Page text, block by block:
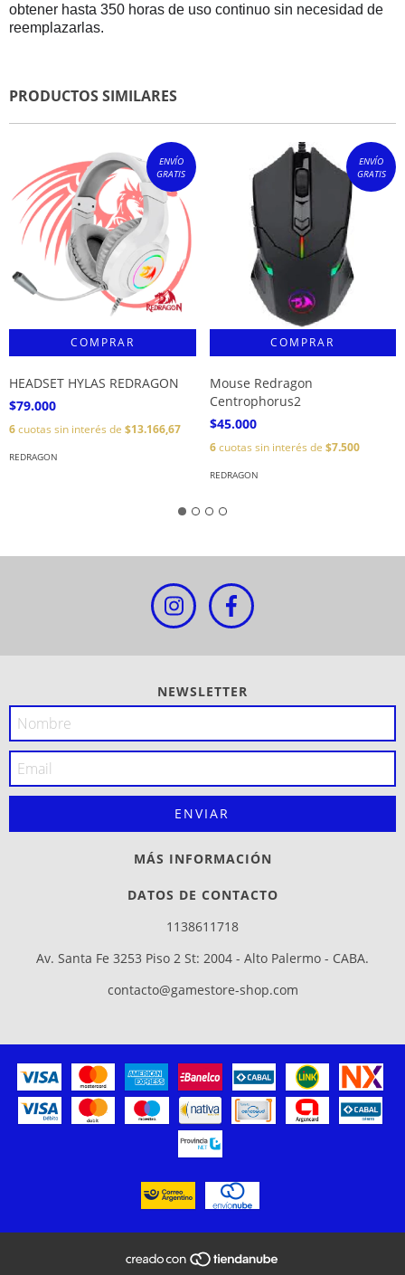
obtener hasta 350 horas de uso continuo sin necesidad de
reemplazarlas.
PRODUCTOS SIMILARES
ENVÍO
GRATIS
HEADSET HYLAS REDRAGON
$79.000
6cuotas sin interés de $13.166,67
REDRAGON
ENVÍO
GRATIS
Mouse Redragon
Centrophorus2
$45.000
6cuotas sin interés de $7.500
REDRAGON
NEWSLETTER
MÁS INFORMACIÓN
DATOS DE CONTACTO
1138611718
Av. Santa Fe 3253 Piso 2 St: 2004 - Alto Palermo - CABA.
contacto@gamestore-shop.com